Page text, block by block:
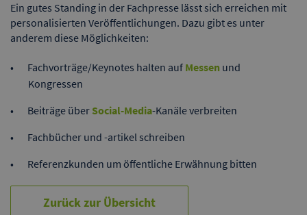
Ein gutes Standing in der Fachpresse lässt sich erreichen mit
personalisierten Veröffentlichungen. Dazu gibt es unter
anderem diese Möglichkeiten:
Fachvorträge/Keynotes halten auf Messen und
Kongressen
Beiträge über Social-Media-Kanäle verbreiten
Fachbücher und -artikel schreiben
Referenzkunden um öffentliche Erwähnung bitten
Zurück zur Übersicht